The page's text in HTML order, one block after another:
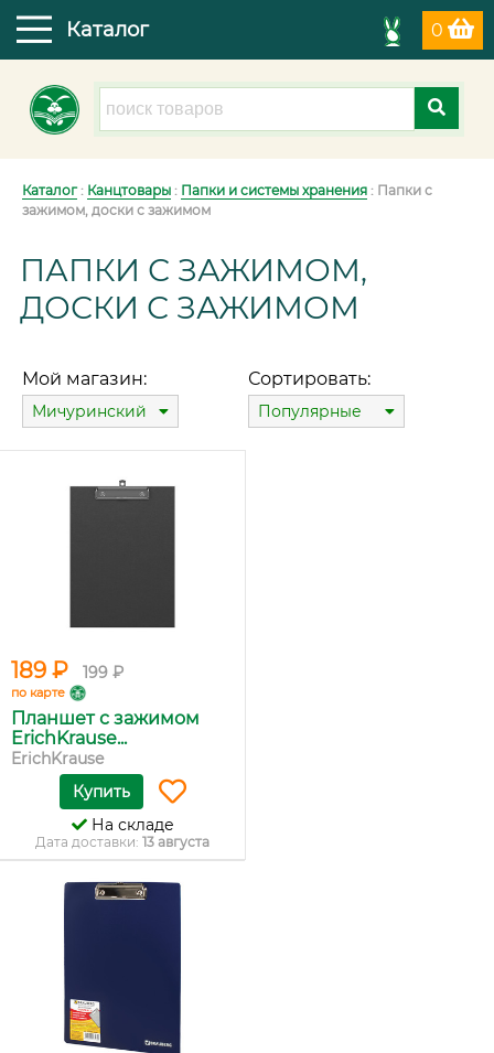
0
Каталог
Каталог: Канцтовары : Папки и системы хранения : Папки с
зажимом, доски с зажимом
ПАПКИ С ЗАЖИМОМ,
ДОСКИ С ЗАЖИМОМ
Мой магазин:
Мичуринский
Сортировать:
Популярные
189 ₽ 199 ₽
по карте
Планшет с зажимом
ErichKrause...
ErichKrause
Купить
На складе
Дата доставки: 13 августа